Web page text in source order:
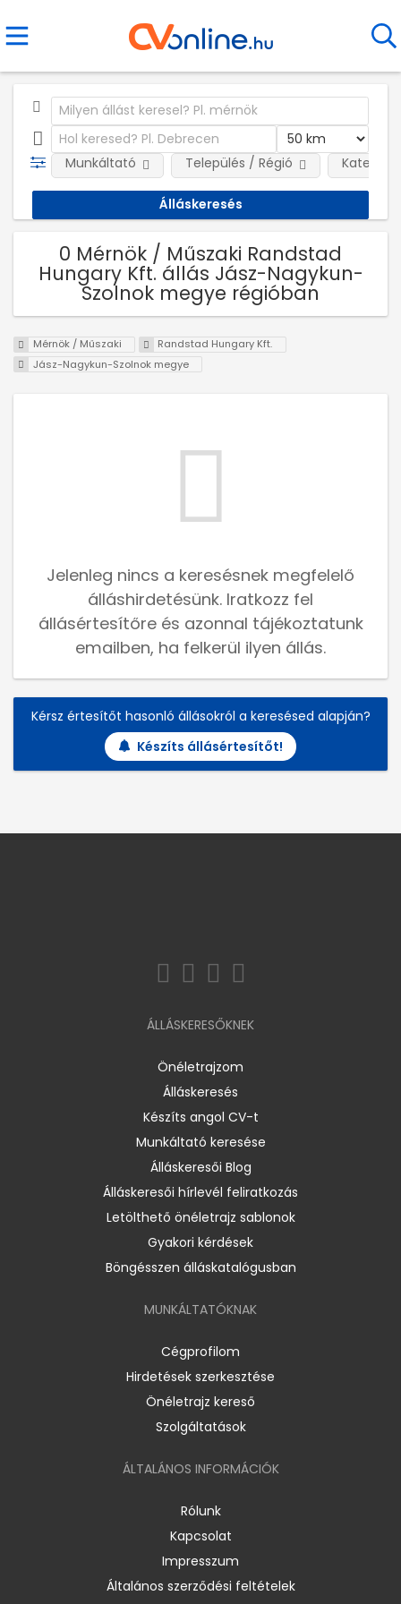
Munkáltató Település / Régió
0 Mérnök / Műszaki Randstad
Hungary Kft. állás Jász-Nagykun-
Szolnok megye régióban
Mérnök / Műszaki
Randstad Hungary Kft.
Jász-Nagykun-Szolnok megye
Jelenleg nincs a keresésnek megfelelő
álláshirdetésünk. Iratkozz fel
állásértesítőre és azonnal tájékoztatunk
emailben, ha felkerül ilyen állás.
Kérsz értesítőt hasonló állásokról a keresésed alapján?
Készíts állásértesítőt!
ÁLLÁSKERESŐKNEK
Önéletrajzom
Álláskeresés
Készíts angol CV-t
Munkáltató keresése
Álláskeresői Blog
Álláskeresői hírlevél feliratkozás
Letölthető önéletrajz sablonok
Gyakori kérdések
Böngésszen álláskatalógusban
MUNKÁLTATÓKNAK
Cégprofilom
Hirdetések szerkesztése
Önéletrajz kereső
Szolgáltatások
ÁLTALÁNOS INFORMÁCIÓK
Rólunk
Kapcsolat
Impresszum
Általános szerződési feltételek